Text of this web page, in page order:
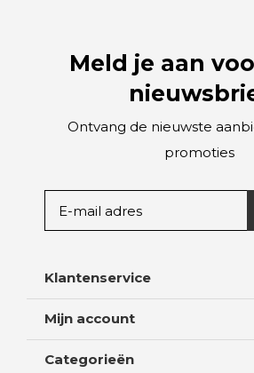
Meld je aan
Ontvang de nieuwste
promoties
Klantenservice
Mijn account
Categorieën